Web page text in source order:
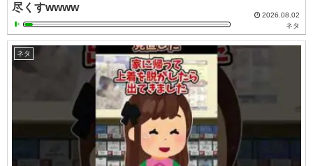
尽くすwwww
2026.08.02
ネタ
ネタ